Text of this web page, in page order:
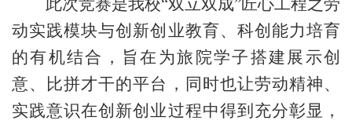
动实践模块与创新创业教育、科创能力培育
的有机结合， 旨在 为旅院学子搭建展示创
意、比拼才干的平台， 同时也让劳动精神、
实践意识在创新创业过程中得到充分彰显，